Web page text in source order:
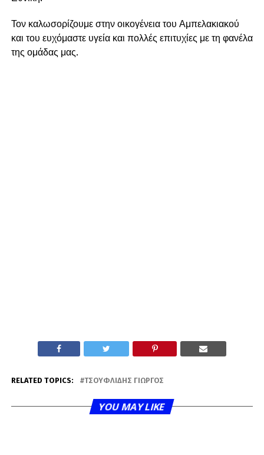
Τον καλωσορίζουμε στην οικογένεια του Αμπελακιακού
και του ευχόμαστε υγεία και πολλές επιτυχίες με τη φανέλα
της ομάδας μας.
RELATED TOPICS: ΤΣΟΥΦΛΊΔΗΣ ΓΙΏΡΓΟΣ
YOU MAY LIKE